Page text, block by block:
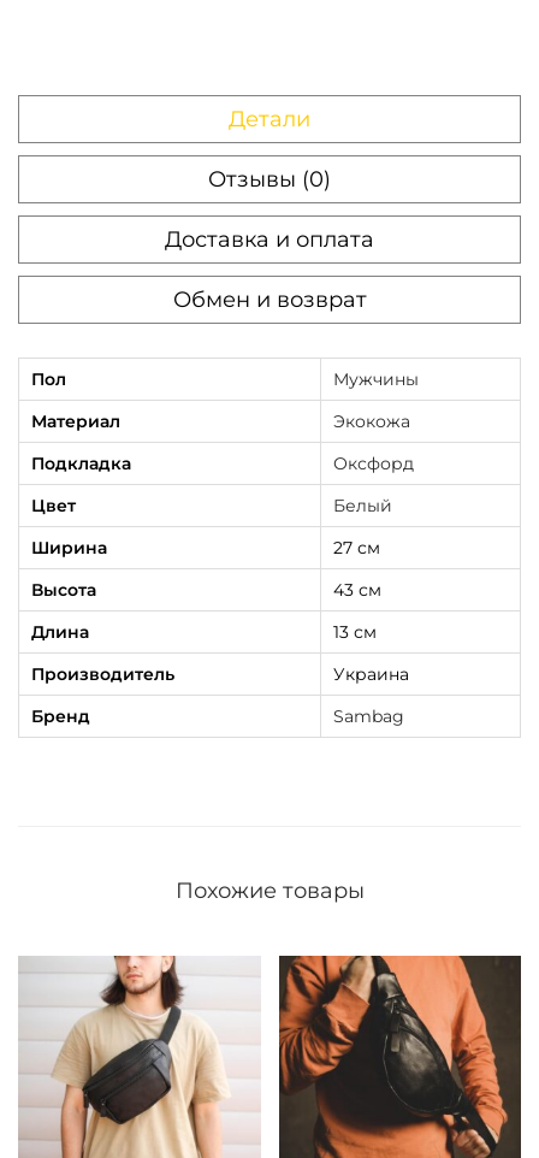
Детали
Отзывы (0)
Доставка и оплата
Обмен и возврат
Пол
Мужчины
Материал
Экокожа
Подкладка
Оксфорд
Цвет
Белый
Ширина
27 см
Высота
43 см
Длина
13 см
Производитель
Украина
Бренд
Sambag
Похожие товары